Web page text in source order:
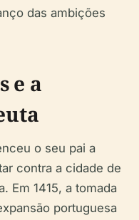
das ambições
e a
o seu pai a
contra a cidade de
Em 1415, a tomada
portuguesa